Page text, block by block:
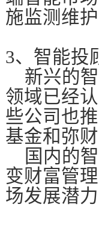
施监测维
3、智能投
新兴的智
领域已经
些公司也
基金和弥
国内的智
变财富管
场发展潜